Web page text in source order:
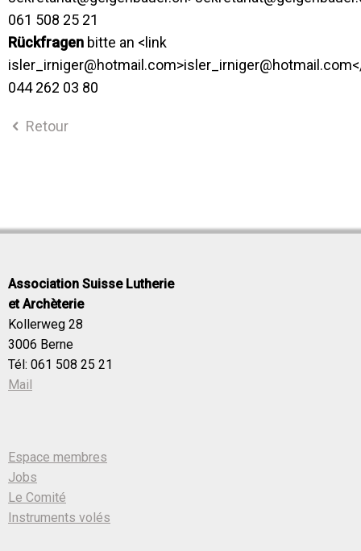
061 508 25 21
Rückfragen bitte an <link
044 262 03 80
Retour
Association Suisse Lutherie
et Archèterie
Kollerweg 28
3006 Berne
Tél: 061 508 25 21
Mail
Espace membres
Jobs
Le Comité
Instruments volés